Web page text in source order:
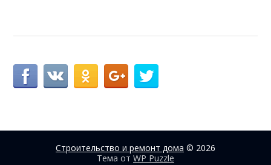
Строительство и ремонт дома © 2026
Тема от WP Puzzle